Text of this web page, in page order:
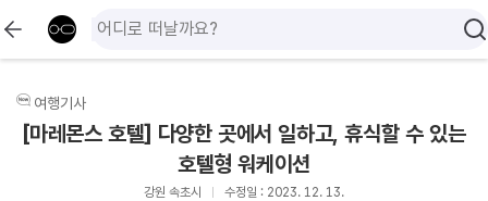
여행기사
[마레몬스 호텔] 다양한 곳에서 일하고, 휴식할 수 있는
호텔형 워케이션
강원 속초시 수정일 : 2023. 12. 13.